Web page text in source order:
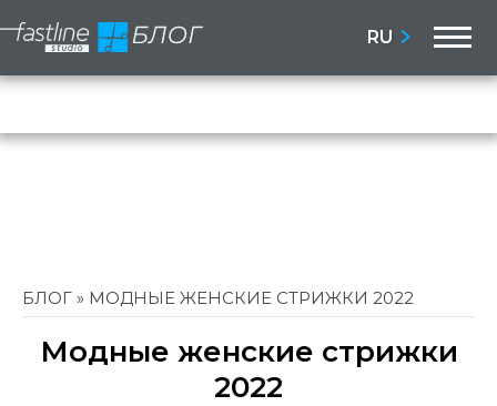
RU
БЛОГ » МОДНЫЕ ЖЕНСКИЕ СТРИЖКИ 2022
Модные женские стрижки
2022